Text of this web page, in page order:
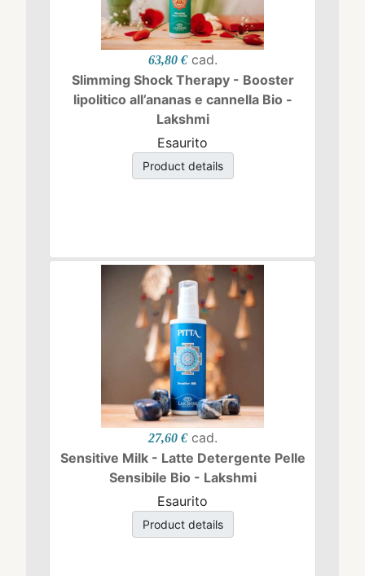
63,80 € cad.
Slimming Shock Therapy - Booster
lipolitico all’ananas e cannella Bio -
Lakshmi
Esaurito
Product details
27,60 € cad.
Sensitive Milk - Latte Detergente Pelle
Sensibile Bio - Lakshmi
Esaurito
Product details